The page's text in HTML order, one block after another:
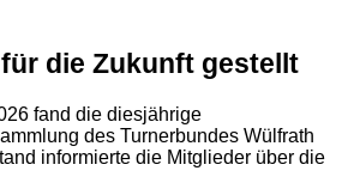
die Zukunft gestellt
fand die diesjährige
des Turnerbundes Wülfrath
informierte die Mitglieder über die